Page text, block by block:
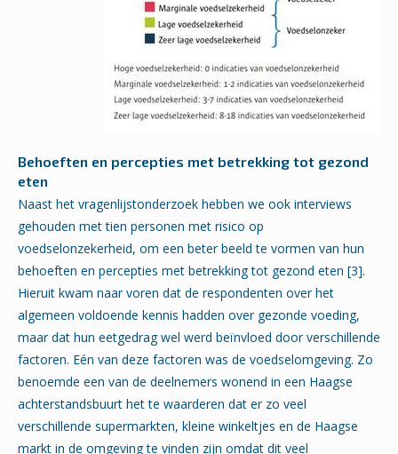
Behoeften en percepties met betrekking tot gezond
eten
Naast het vragenlijstonderzoek hebben we ook interviews
gehouden met tien personen met risico op
voedselonzekerheid, om een beter beeld te vormen van hun
behoeften en percepties met betrekking tot gezond eten [3].
Hieruit kwam naar voren dat de respondenten over het
algemeen voldoende kennis hadden over gezonde voeding,
maar dat hun eetgedrag wel werd beïnvloed door verschillende
factoren. Eén van deze factoren was de voedselomgeving. Zo
benoemde een van de deelnemers wonend in een Haagse
achterstandsbuurt het te waarderen dat er zo veel
verschillende supermarkten, kleine winkeltjes en de Haagse
markt in de omgeving te vinden zijn omdat dit veel